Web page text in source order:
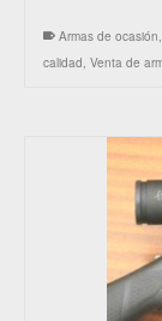
Armas de ocasión,
calidad, Venta de